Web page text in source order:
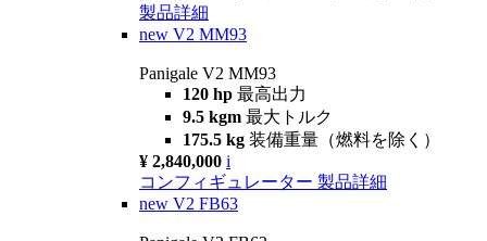
製品詳細
new V2 MM93
Panigale V2 MM93
120 hp 最高出力
9.5 kgm 最大トルク
175.5 kg 装備重量（燃料を除く）
¥ 2,840,000 i
コンフィギュレーター 製品詳細
new V2 FB63